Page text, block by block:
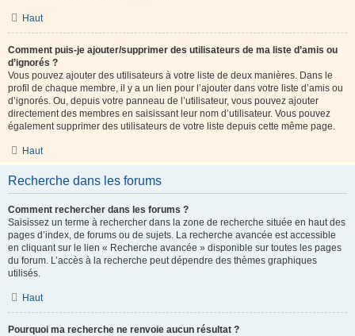
Haut
Comment puis-je ajouter/supprimer des utilisateurs de ma liste d’amis ou
d’ignorés ?
Vous pouvez ajouter des utilisateurs à votre liste de deux manières. Dans le
profil de chaque membre, il y a un lien pour l’ajouter dans votre liste d’amis ou
d’ignorés. Ou, depuis votre panneau de l’utilisateur, vous pouvez ajouter
directement des membres en saisissant leur nom d’utilisateur. Vous pouvez
également supprimer des utilisateurs de votre liste depuis cette même page.
Haut
Recherche dans les forums
Comment rechercher dans les forums ?
Saisissez un terme à rechercher dans la zone de recherche située en haut des
pages d’index, de forums ou de sujets. La recherche avancée est accessible
en cliquant sur le lien « Recherche avancée » disponible sur toutes les pages
du forum. L’accès à la recherche peut dépendre des thèmes graphiques
utilisés.
Haut
Pourquoi ma recherche ne renvoie aucun résultat ?